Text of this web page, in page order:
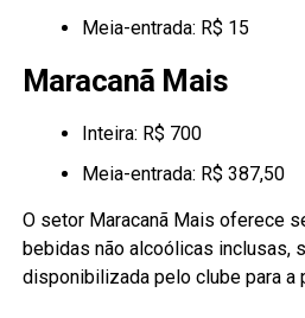
Meia-entrada: R$ 15
Maracanã Mais
Inteira: R$ 700
Meia-entrada: R$ 387,50
O setor Maracanã Mais oferece
bebidas não alcoólicas inclusas,
disponibilizada pelo clube para a